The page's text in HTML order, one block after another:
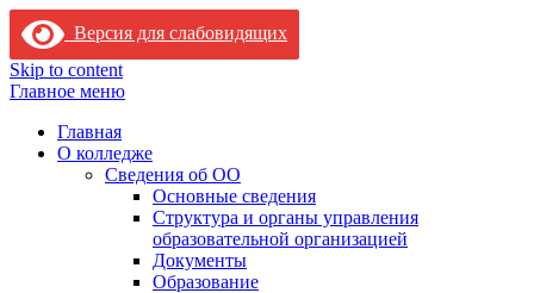
Версия для слабовидящих
Skip to content
Главное меню
Главная
О колледже
Сведения об ОО
Основные сведения
Структура и органы управления
образовательной организацией
Документы
Образование